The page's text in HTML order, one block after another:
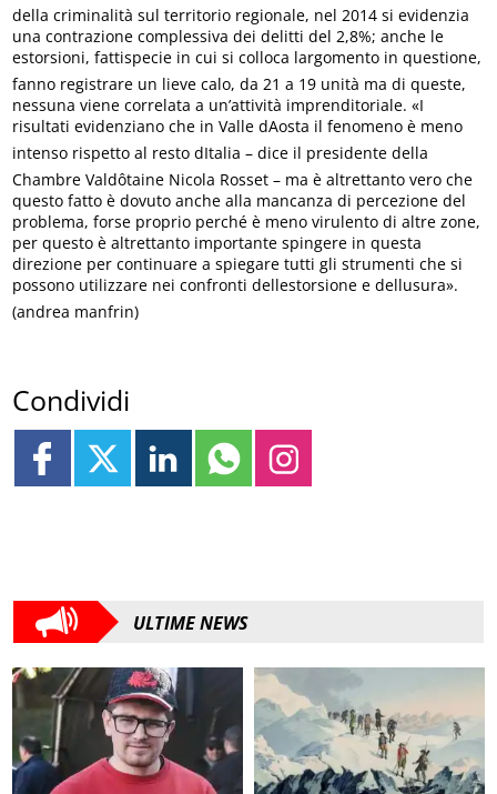
della criminalità sul territorio regionale, nel 2014 si evidenzia
una contrazione complessiva dei delitti del 2,8%; anche le
estorsioni, fattispecie in cui si colloca largomento in questione,
fanno registrare un lieve calo, da 21 a 19 unità ma di queste,
nessuna viene correlata a un’attività imprenditoriale. «I
risultati evidenziano che in Valle dAosta il fenomeno è meno
intenso rispetto al resto dItalia – dice il presidente della
Chambre Valdôtaine Nicola Rosset – ma è altrettanto vero che
questo fatto è dovuto anche alla mancanza di percezione del
problema, forse proprio perché è meno virulento di altre zone,
per questo è altrettanto importante spingere in questa
direzione per continuare a spiegare tutti gli strumenti che si
possono utilizzare nei confronti dellestorsione e dellusura».
(andrea manfrin)
Condividi
ULTIME NEWS